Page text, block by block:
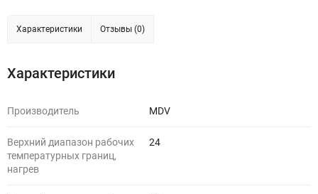
Характеристики Отзывы (0)
Характеристики
Производитель MDV
Верхний диапазон рабочих
температурных границ,
нагрев
24